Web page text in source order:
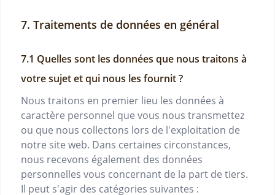
Traitements de données en général
Quelles sont les données que nous traitons à
votre sujet et qui nous les fournit ?
Nous traitons en premier lieu les données à
caractère personnel que vous nous transmettez
ou que nous collectons lors de l'exploitation de
notre site web. Dans certaines circonstances,
nous recevons également des données
personnelles vous concernant de la part de tiers.
Il peut s'agir des catégories suivantes :